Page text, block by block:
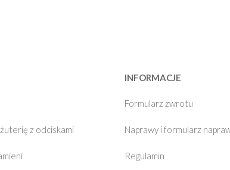
z odciskami
INFORMACJE
Formularz zwrotu
Naprawy i formularz
Regulamin